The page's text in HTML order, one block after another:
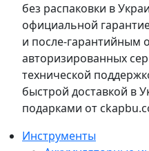
без распаковки в
официальной
и после-гарантийным
авторизированных
технической
быстрой доставкой в
подарками от
Инструменты